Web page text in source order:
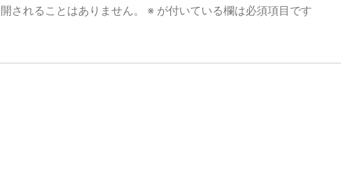
されることはありません。 ※ が付いている欄は必須項目です